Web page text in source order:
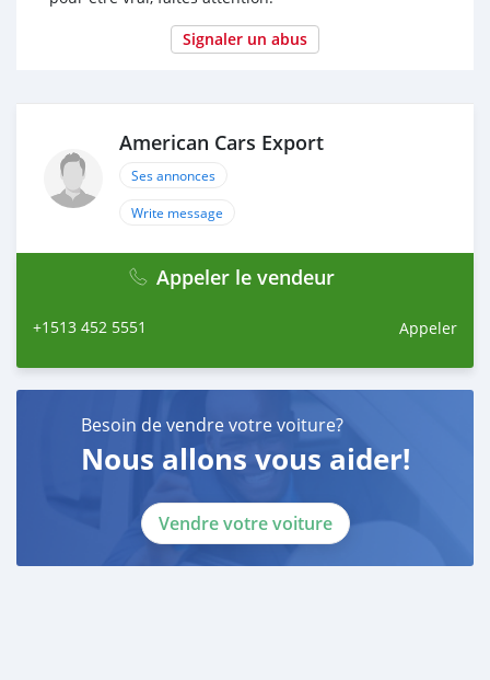
Signaler un abus
American Cars Export
Ses annonces
Write message
Appeler le vendeur
+1513 452 5551 Appeler
Besoin de vendre votre voiture?
Nous allons vous aider!
Vendre votre voiture